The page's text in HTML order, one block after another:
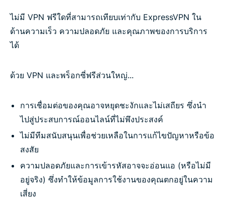
ไม่มี VPN ฟรีใดที่สามารถเทียบเท่ากับ ExpressVPN ใน
ด้านความเร็ว ความปลอดภัย และคุณภาพของการบริการ
ได้
ด้วย VPN และพร็อกซี่ฟรีส่วนใหญ่...
การเชื่อมต่อของคุณอาจหยุดชะงักและไม่เสถียร ซึ่งนำ
ไปสู่ประสบการณ์ออนไลน์ที่ไม่พึงประสงค์
ไม่มีทีมสนับสนุนเพื่อช่วยเหลือในการแก้ไขปัญหาหรือข้อ
สงสัย
ความปลอดภัยและการเข้ารหัสอาจจะอ่อนแอ (หรือไม่มี
อยู่จริง) ซึ่งทำให้ข้อมูลการใช้งานของคุณตกอยู่ในความ
เสี่ยง